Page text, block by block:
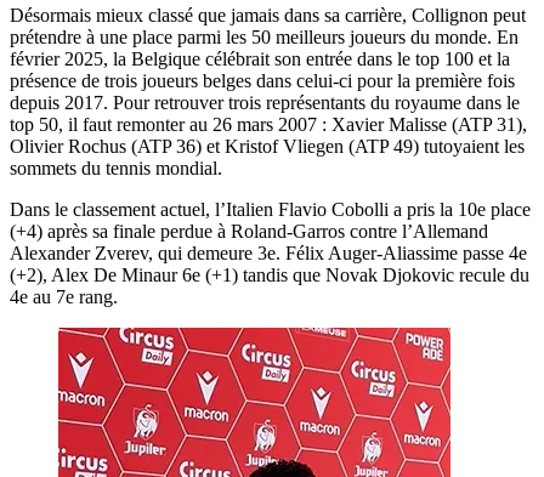
Désormais mieux classé que jamais dans sa carrière, Collignon peut
prétendre à une place parmi les 50 meilleurs joueurs du monde. En
février 2025, la Belgique célébrait son entrée dans le top 100 et la
présence de trois joueurs belges dans celui-ci pour la première fois
depuis 2017. Pour retrouver trois représentants du royaume dans le
top 50, il faut remonter au 26 mars 2007 : Xavier Malisse (ATP 31),
Olivier Rochus (ATP 36) et Kristof Vliegen (ATP 49) tutoyaient les
sommets du tennis mondial.
Dans le classement actuel, l’Italien Flavio Cobolli a pris la 10e place
(+4) après sa finale perdue à Roland-Garros contre l’Allemand
Alexander Zverev, qui demeure 3e. Félix Auger-Aliassime passe 4e
(+2), Alex De Minaur 6e (+1) tandis que Novak Djokovic recule du
4e au 7e rang.